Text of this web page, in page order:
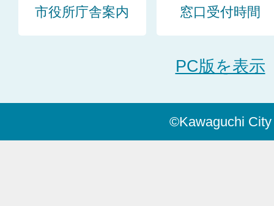
市役所庁舎案内 窓口受付時間
PC版を表示
©Kawaguchi City